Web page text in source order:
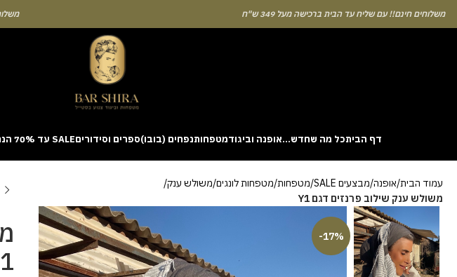
חינם!! עם שליח עד הבית ברכישה מעל 349 ש"ח
דף הביתכל מה שחדש…אופנה וביגודמטפחותנפחים (בובו)ספרים וסידוריםSALE עד 70% הנחה!
attempts. A helpful way to begin without risk is to use the Aviator demo mode and familiarise yourself
they discuss the statistical probability of long sessions. Reading these guides often reveals how the
provably fair system guarantees genuine randomness for every single bet you decide to place.
עמוד הבית אופנה מבצעים SALE מטפחות מטפחות לונגים משולש ענק
משולש ענק שילוב פרנזים דגם Y1
-17%